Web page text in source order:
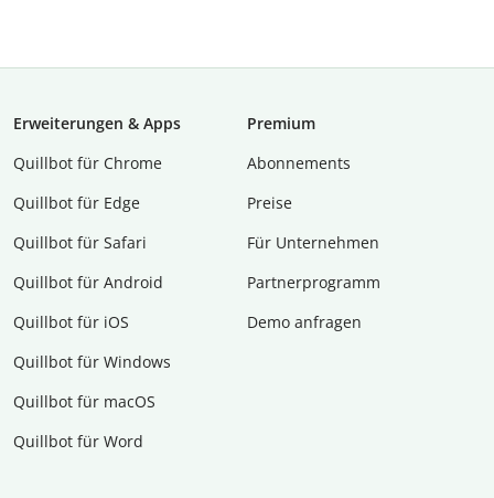
Erweiterungen & Apps
Quillbot für Chrome
Quillbot für Edge
Quillbot für Safari
Quillbot für Android
Quillbot für iOS
Quillbot für Windows
Quillbot für macOS
Quillbot für Word
Premium
Abon­ne­ments
Preise
Für Unternehmen
Partnerprogramm
Demo anfragen